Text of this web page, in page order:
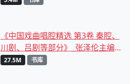
《中国戏曲唱腔精选 第3卷 秦腔、
川剧、吕剧等部分》_张泽伦主编
全册PDF电子版下载
27.5M 书库